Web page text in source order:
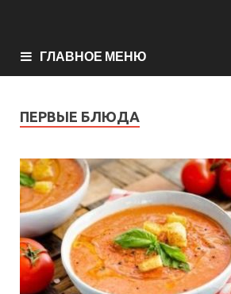
ГЛАВНОЕ МЕНЮ
ПЕРВЫЕ БЛЮДА